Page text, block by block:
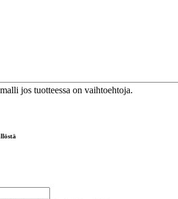
jos tuotteessa on vaihtoehtoja.